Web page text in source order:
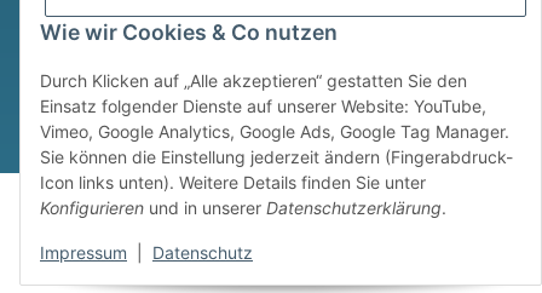
Wie wir Cookies & Co nutzen
Durch Klicken auf „Alle akzeptieren“ gestatten Sie den
Einsatz folgender Dienste auf unserer Website: YouTube,
Vimeo, Google Analytics, Google Ads, Google Tag Manager.
Sie können die Einstellung jederzeit ändern (Fingerabdruck-
Icon links unten). Weitere Details finden Sie unter
Konfigurieren und in unserer Datenschutzerklärung.
Impressum Datenschutz
Powered byJTL-Shop